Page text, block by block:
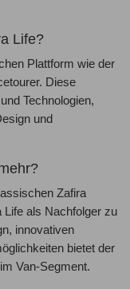
Life?
Plattform wie der
Diese
Technologien,
und
Zafira
Life als Nachfolger zu
innovativen
bietet der
Van-Segment.